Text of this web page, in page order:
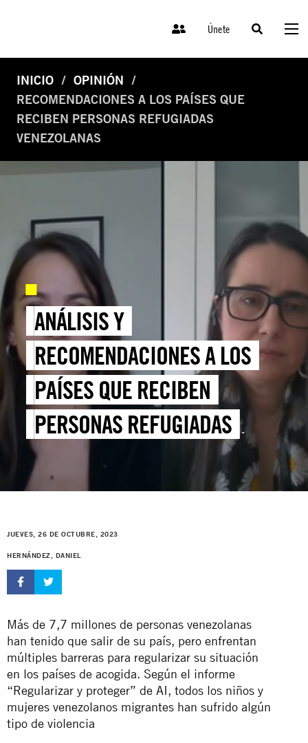
Únete
INICIO
OPINIÓN
RECOMENDACIONES A LOS PAÍSES QUE
RECIBEN PERSONAS REFUGIADAS
VENEZOLANAS
ANÁLISIS Y
RECOMENDACIONES A LOS
PAÍSES QUE RECIBEN
PERSONAS REFUGIADAS
VENEZOLANAS
JUEVES, 26 DE OCTUBRE, 2023
HERNÁNDEZ, DANIEL
Más de 7,7 millones de personas venezolanas
han tenido que salir de su país, pero enfrentan
múltiples barreras para regularizar su situación
en los países de acogida. Según el informe
“Regularizar y proteger” de AI, todos los niños y
mujeres venezolanos migrantes han sufrido algún
tipo de violencia